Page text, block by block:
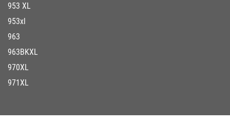
953 XL
953xl
963
963BKXL
970XL
971XL